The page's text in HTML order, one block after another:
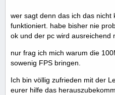
wer sagt denn das ich das
funktioniert. habe bisher nie
ok und der pc wird ausreichend
nur frag ich mich warum die
sowenig FPS bringen.
Ich bin völlig zufrieden mit der
eurer hilfe das